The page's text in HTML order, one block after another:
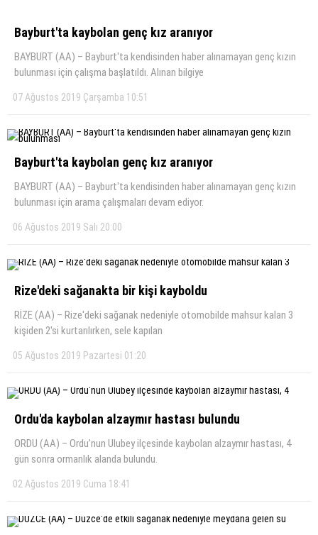
Bayburt'ta kaybolan genç kız aranıyor
BAYBURT (AA) – Bayburt'ta kendisinden haber alınamayan genç kızın
bulunması için çalışma başlatıldı. Alınan bilgiye
07 Ağustos 2019 Çarşamba 10:51
Bayburt'ta kaybolan genç kız aranıyor
BAYBURT (AA) – Bayburt'ta kendisinden haber alınamayan genç kızın
bulunması için arama çalışmaları devam ediyor.
06 Ağustos 2019 Salı 20:00
Rize'deki sağanakta bir kişi kayboldu
RİZE (AA) – Rize'deki sağanak nedeniyle otomobilde mahsur kalan 3
kişiden 2'si kurtarılırken, sele kapılan
05 Ağustos 2019 Pazartesi 01:20
Ordu'da kaybolan alzaymır hastası bulundu
ORDU (AA) – Ordu'nun Ulubey ilçesinde kaybolan alzaymır hastası, 4
gün sonra ormanlık alanda bulundu.
02 Ağustos 2019 Cuma 18:41